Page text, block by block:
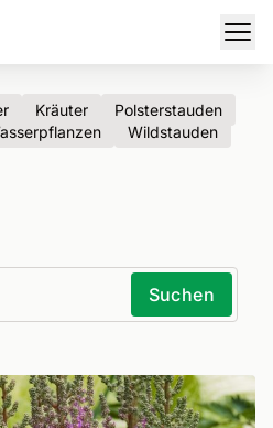
Kräuter
Polsterstauden
Wildstauden
Suchen